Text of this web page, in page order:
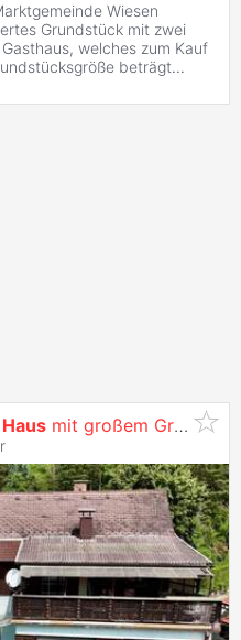
Wiesen
Grundstück mit zwei
welches zum Kauf
beträgt...
Haus mit großem Grundstück, Waldstück & Lagerhalle in Wiesen